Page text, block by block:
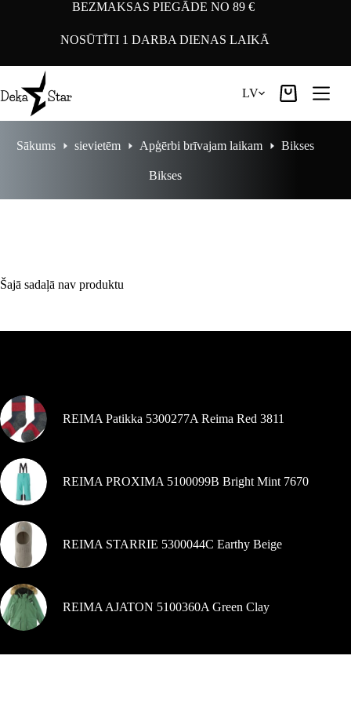
BEZMAKSAS PIEGĀDE NO 89 €
NOSŪTĪTI 1 DARBA DIENAS LAIKĀ
LV
Iepirkumu
Sākums sievietēm Apģērbi brīvajam laikam Bikses
Bikses
Šajā sadaļā nav produktu
REIMA Patikka 5300277A Reima Red 3811
REIMA PROXIMA 5100099B Bright Mint 7670
REIMA STARRIE 5300044C Earthy Beige
REIMA AJATON 5100360A Green Clay